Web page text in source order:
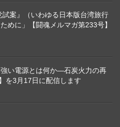
試案』（いわゆる日本版台湾旅行
めに」【闘魂メルマガ第233号】
強い電源とは何か―石炭火力の再
を3月17日に配信します